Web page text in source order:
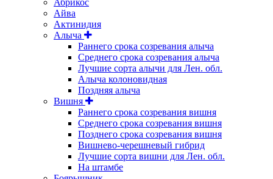
Абрикос
Айва
Актинидия
Алыча
Раннего срока созревания алыча
Среднего срока созревания алыча
Лучшие сорта алычи для Лен. обл.
Алыча колоновидная
Поздняя алыча
Вишня
Раннего срока созревания вишня
Среднего срока созревания вишня
Позднего срока созревания вишня
Вишнево-черешневый гибрид
Лучшие сорта вишни для Лен. обл.
На штамбе